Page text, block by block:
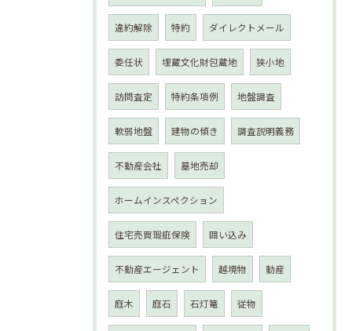
違約解除 特約 ダイレクトメール
委任状 埋蔵文化財包蔵地 狭小地
訪問査定 特約条項例 地盤調査
軟弱地盤 建物の傾き 調査説明義務
不動産会社 墓地売却
ホームインスペクション
住宅売買瑕疵保険 囲い込み
不動産エージェント 越境物 動産
庭木 庭石 石灯篭 従物